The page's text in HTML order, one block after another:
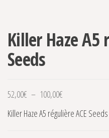
Killer Haze A5
Seeds
52,00€ – 100,00€
Killer Haze A5 régulière ACE Seeds